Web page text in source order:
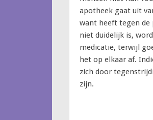
apotheek gaat uit
want heeft tegen de
niet duidelijk is,
medicatie, terwijl
het op elkaar af.
zich door
zijn.